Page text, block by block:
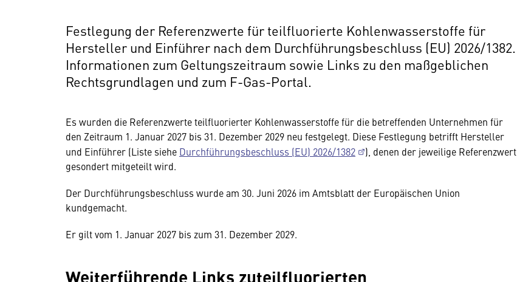
Festlegung der Referenzwerte für teilfluorierte Kohlenwasserstoffe für
Hersteller und Einführer nach dem Durchführungsbeschluss (EU) 2026/1382.
Informationen zum Geltungszeitraum sowie Links zu den maßgeblichen
Rechtsgrundlagen und zum F-Gas-Portal.
Es wurden die Referenzwerte teilfluorierter Kohlenwasserstoffe für die betreffenden Unternehmen für
den Zeitraum 1. Januar 2027 bis 31. Dezember 2029 neu festgelegt. Diese Festlegung betrifft Hersteller
und Einführer (Liste siehe Durchführungsbeschluss (EU) 2026/1382
), denen der jeweilige Referenzwert
gesondert mitgeteilt wird.
Der Durchführungsbeschluss wurde am 30. Juni 2026 im Amtsblatt der Europäischen Union
kundgemacht.
Er gilt vom 1. Januar 2027 bis zum 31. Dezember 2029.
Weiterführende Links zuteilfluorierten